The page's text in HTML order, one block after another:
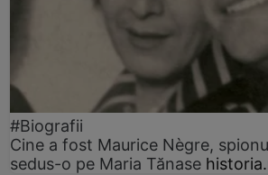
#Biografii
Cine a fost Maurice Nègre,
sedus-o pe Maria Tănase